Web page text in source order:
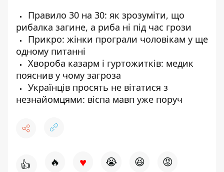
Правило 30 на 30: як зрозуміти, що
рибалка загине, а риба ні під час грози
Прикро: жінки програли чоловікам у ще
одному питанні
Хвороба казарм і гуртожитків: медик
пояснив у чому загроза
Українців просять не вітатися з
незнайомцями: віспа мавп уже поруч
👍 🔥 ♥ 😭 😆 😡